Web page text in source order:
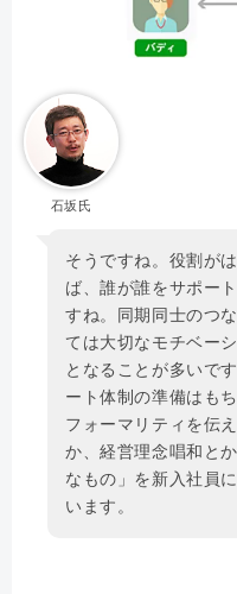
石坂氏
そうですね。役割が
ば、誰が誰をサポー
すね。同期同士のつ
ては大切なモチベー
となることが多いで
ート体制の準備はも
フォーマリティを伝
か、経営理念唱和と
なもの」を新入社員
います。